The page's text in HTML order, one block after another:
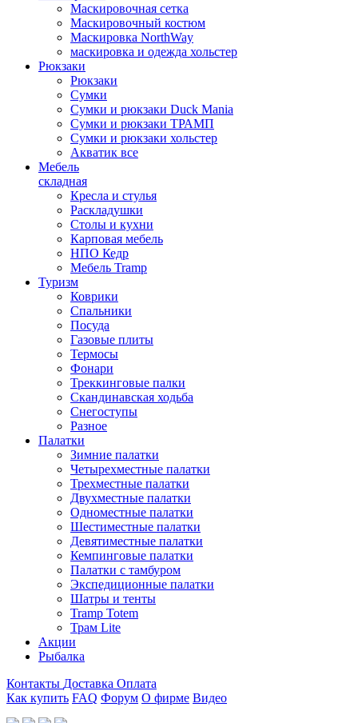
Маскировочная сетка
Маскировочный костюм
Маскировка NorthWay
маскировка и одежда хольстер
Рюкзаки
Рюкзаки
Сумки
Сумки и рюкзаки Duck Mania
Сумки и рюкзаки ТРАМП
Сумки и рюкзаки хольстер
Акватик все
Мебель
складная
Кресла и стулья
Раскладушки
Столы и кухни
Карповая мебель
НПО Кедр
Мебель Tramp
Туризм
Коврики
Спальники
Посуда
Газовые плиты
Термосы
Фонари
Треккинговые палки
Скандинавская ходьба
Снегоступы
Разное
Палатки
Зимние палатки
Четырехместные палатки
Трехместные палатки
Двухместные палатки
Одноместные палатки
Шестиместные палатки
Девятиместные палатки
Кемпинговые палатки
Палатки с тамбуром
Экспедиционные палатки
Шатры и тенты
Tramp Totem
Трам Lite
Акции
Рыбалка
Контакты Доставка Оплата
Как купить FAQ Форум О фирме Видео